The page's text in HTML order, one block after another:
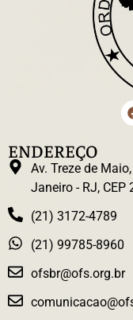
ENDEREÇO
Av. Treze de
Janeiro - RJ, CEP
(21) 3172-4789
(21) 99785-8960
ofsbr@ofs.org.br